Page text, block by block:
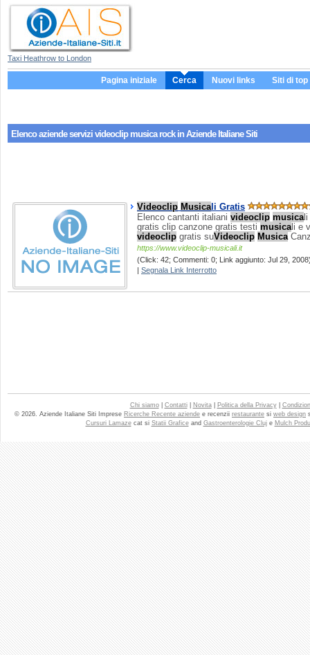
Taxi Heathrow to London
Pagina iniziale Cerca Nuovi links Siti di top
Elenco aziende servizi videoclip musica rockin Aziende Italiane Siti
Videoclip Musicali Gratis
Elenco cantanti italiani videoclip musicali
gratis clip canzone gratis testi musicali e
videoclip gratis suVideoclip Musica
https://www.videoclip-musicali.it
(Click: 42; Commenti: 0; Link aggiunto: Jul 29,
| Segnala Link Interrotto
Chi siamo| Contatti| Novita| Politica della Privacy|
© 2026. Aziende Italiane Siti Imprese Ricerche Recente aziende e recenzii restaurante si web design
Cursuri Lamazecat si Statii Graficeand Gastroenterologie Cluje Mulch